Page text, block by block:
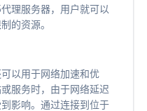
理服务器，用户就可以
的资源。
以用于网络加速和优
服务时，由于网络延迟
影响。通过连接到位于